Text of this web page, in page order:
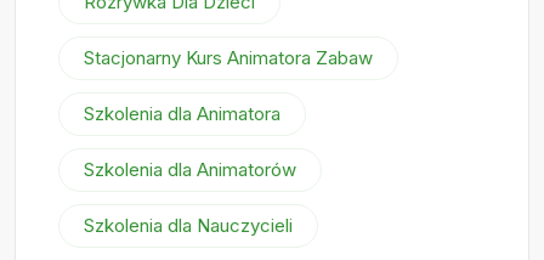
Stacjonarny Kurs Animatora Zabaw
Szkolenia dla Animatora
Szkolenia dla Animatorów
Szkolenia dla Nauczycieli